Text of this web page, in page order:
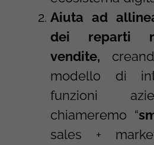
Aiuta ad
dei reparti
vendite,
modello di
funzioni
chiameremo “
sales +